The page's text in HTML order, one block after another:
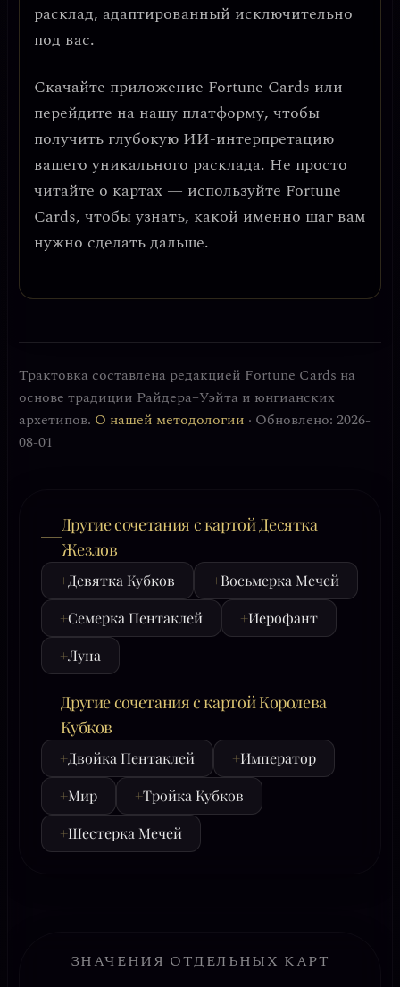
расклад, адаптированный исключительно
под вас.
Скачайте приложение Fortune Cards или
перейдите на нашу платформу, чтобы
получить глубокую ИИ-интерпретацию
вашего уникального расклада. Не просто
читайте о картах — используйте Fortune
Cards, чтобы узнать, какой именно шаг вам
нужно сделать дальше.
Трактовка составлена редакцией Fortune Cards на
основе традиции Райдера–Уэйта и юнгианских
архетипов. О нашей методологии · Обновлено: 2026-
08-01
Другие сочетания с картой Десятка
Жезлов
+Девятка Кубков +Восьмерка Мечей
+Семерка Пентаклей +Иерофант
+Луна
Другие сочетания с картой Королева
Кубков
+Двойка Пентаклей +Император
+Мир +Тройка Кубков
+Шестерка Мечей
ЗНАЧЕНИЯ ОТДЕЛЬНЫХ КАРТ